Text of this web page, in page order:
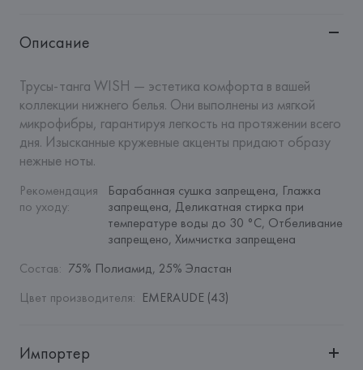
Описание
Трусы-танга WISH — эстетика комфорта в вашей
коллекции нижнего белья. Они выполнены из мягкой
микрофибры, гарантируя легкость на протяжении всего
дня. Изысканные кружевные акценты придают образу
нежные ноты.
Рекомендация
по уходу:
Барабанная сушка запрещена, Глажка
запрещена, Деликатная стирка при
температуре воды до 30 °C, Отбеливание
запрещено, Химчистка запрещена
Состав: 75% Полиамид, 25% Эластан
Цвет производителя: EMERAUDE (43)
Импортер